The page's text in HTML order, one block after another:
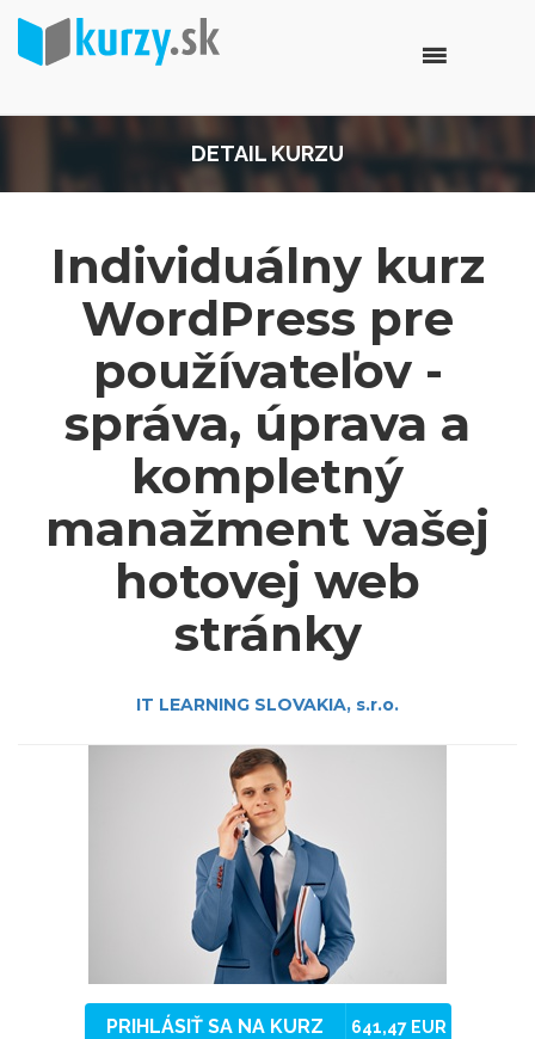
DETAIL KURZU
Individuálny kurz
WordPress pre
používateľov -
správa, úprava a
kompletný
manažment vašej
hotovej web
stránky
IT LEARNING SLOVAKIA, s.r.o.
PRIHLÁSIŤ SA NA KURZ 641,47 EUR